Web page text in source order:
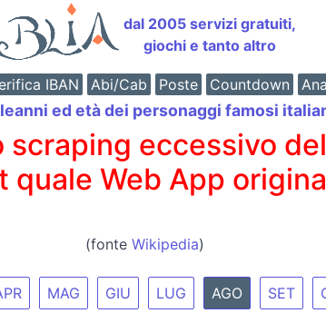
dal 2005 servizi gratuiti,
giochi e tanto altro
IBAN Abi/Cab Poste Countdown
ed età dei personaggi famosi
scraping eccessivo
quale Web App
(fonte Wikipedia)
MAG GIU LUG AGO SET